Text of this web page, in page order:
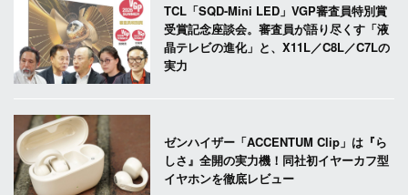
TCL「SQD-Mini LED」VGP審査員特別賞
受賞記念座談会。審査員が語り尽くす「液
晶テレビの進化」と、X11L／C8L／C7Lの
実力
ゼンハイザー「ACCENTUM Clip」は『ら
しさ』全開の実力機！同社初イヤーカフ型
イヤホンを徹底レビュー